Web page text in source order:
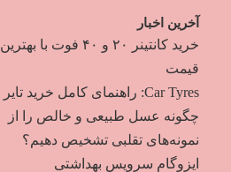
آخرین اخبار
خرید کانتینر ۲۰ و ۴۰ فوت با بهترین
قیمت
Car Tyres: راهنمای کامل خرید تایر
چگونه عسل طبیعی و خالص را از
نمونه‌های تقلبی تشخیص دهیم؟
ایزوگام سرویس بهداشتی